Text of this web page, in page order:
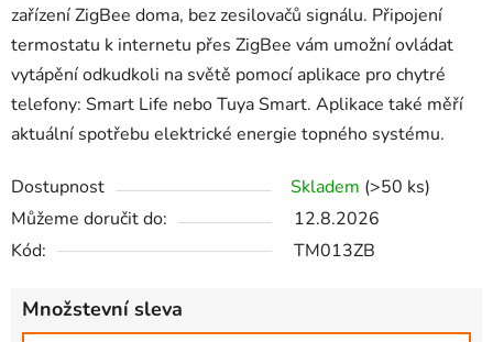
zařízení ZigBee doma, bez zesilovačů signálu. Připojení
termostatu k internetu přes ZigBee vám umožní ovládat
vytápění odkudkoli na světě pomocí aplikace pro chytré
telefony: Smart Life nebo Tuya Smart. Aplikace také měří
aktuální spotřebu elektrické energie topného systému.
Dostupnost Skladem (>50 ks)
Můžeme doručit do:
12.8.2026
Kód:
TM013ZB
Množstevní sleva